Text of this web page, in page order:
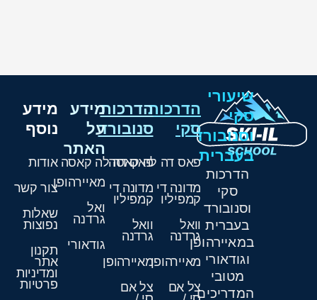
שיעורי
סקי
וסנובורד
בעברית
הדרכות
סקי
וסנובורד
בעברית
במאיירהופן
וגודאורי
מטובי
המדריכים
הדרכות
סקי
פאס דה לה קאסה
מדונה די
קמפיליו
וואל
גרדנה
מאיירהופן
צל אם
הדרכות
סנובורד
פאס דה לה קאסה
מדונה די
קמפיליו
וואל
גרדנה
מאיירהופן
צל אם
מידע
על
האתר
מאיירהופן
ואל
גרדנה
גודאורי
מידע
נוסף
אודות
צור קשר
שאלות
נפוצות
תקנון
אתר
ומדיניות
פרטיות